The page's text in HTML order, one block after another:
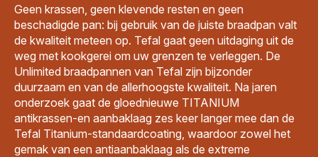
Geen krassen, geen klevende resten en geen
beschadigde pan: bij gebruik van de juiste braadpan valt
de kwaliteit meteen op. Tefal gaat geen uitdaging uit de
weg met kookgerei om uw grenzen te verleggen. De
Unlimited braadpannen van Tefal zijn bijzonder
duurzaam en van de allerhoogste kwaliteit. Na jaren
onderzoek gaat de gloednieuwe TITANIUM
antikrassen-en aanbaklaag zes keer langer mee dan de
Tefal Titanium-standaardcoating, waardoor zowel het
gemak van een antiaanbaklaag als de extreme